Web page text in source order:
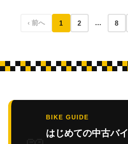
‹ 前へ 1 2 … 8
BIKE GUIDE
はじめての中古バ